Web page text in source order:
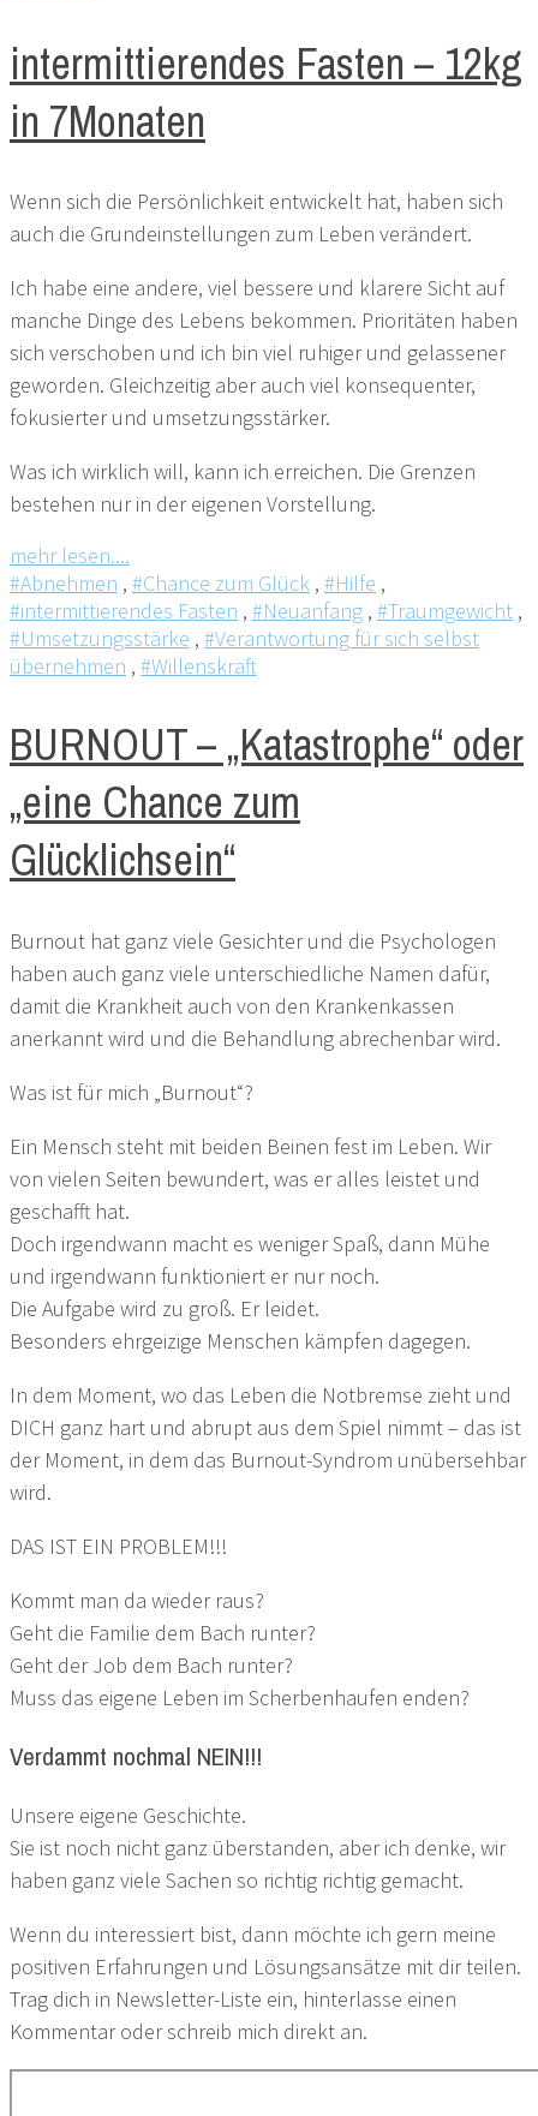
intermittierendes Fasten – 12kg
in 7Monaten
Wenn sich die Persönlichkeit entwickelt hat, haben sich
auch die Grundeinstellungen zum Leben verändert.
Ich habe eine andere, viel bessere und klarere Sicht auf
manche Dinge des Lebens bekommen. Prioritäten haben
sich verschoben und ich bin viel ruhiger und gelassener
geworden. Gleichzeitig aber auch viel konsequenter,
fokusierter und umsetzungsstärker.
Was ich wirklich will, kann ich erreichen. Die Grenzen
bestehen nur in der eigenen Vorstellung.
mehr lesen....
#Abnehmen , #Chance zum Glück , #Hilfe ,
#intermittierendes Fasten , #Neuanfang , #Traumgewicht ,
#Umsetzungsstärke , #Verantwortung für sich selbst
übernehmen , #Willenskraft
BURNOUT – „Katastrophe“ oder
„eine Chance zum
Glücklichsein“
Burnout hat ganz viele Gesichter und die Psychologen
haben auch ganz viele unterschiedliche Namen dafür,
damit die Krankheit auch von den Krankenkassen
anerkannt wird und die Behandlung abrechenbar wird.
Was ist für mich „Burnout“?
Ein Mensch steht mit beiden Beinen fest im Leben. Wir
von vielen Seiten bewundert, was er alles leistet und
geschafft hat.
Doch irgendwann macht es weniger Spaß, dann Mühe
und irgendwann funktioniert er nur noch.
Die Aufgabe wird zu groß. Er leidet.
Besonders ehrgeizige Menschen kämpfen dagegen.
In dem Moment, wo das Leben die Notbremse zieht und
DICH ganz hart und abrupt aus dem Spiel nimmt – das ist
der Moment, in dem das Burnout-Syndrom unübersehbar
wird.
DAS IST EIN PROBLEM!!!
Kommt man da wieder raus?
Geht die Familie dem Bach runter?
Geht der Job dem Bach runter?
Muss das eigene Leben im Scherbenhaufen enden?
Verdammt nochmal NEIN!!!
Unsere eigene Geschichte.
Sie ist noch nicht ganz überstanden, aber ich denke, wir
haben ganz viele Sachen so richtig richtig gemacht.
Wenn du interessiert bist, dann möchte ich gern meine
positiven Erfahrungen und Lösungsansätze mit dir teilen.
Trag dich in Newsletter-Liste ein, hinterlasse einen
Kommentar oder schreib mich direkt an.